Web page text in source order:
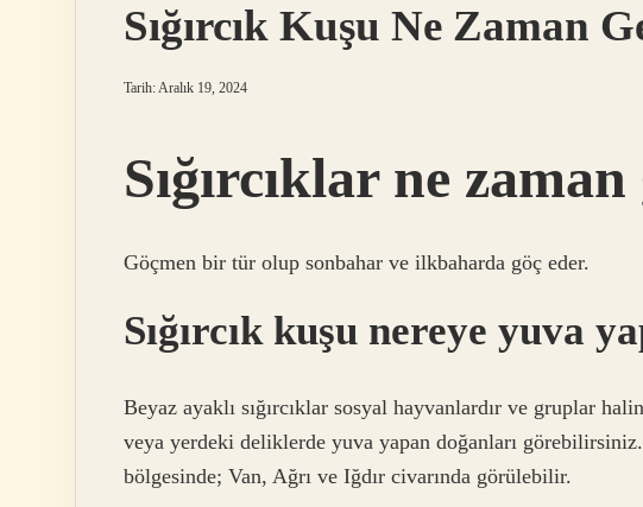
Sığırcık Kuşu Ne Zaman
Tarih: Aralık 19, 2024
Sığırcıklar ne
Göçmen bir tür olup sonbahar ve ilkbaharda göç eder.
Sığırcık kuşu nereye yuva
Beyaz ayaklı sığırcıklar sosyal hayvanlardır ve gruplar
veya yerdeki deliklerde yuva yapan doğanları
bölgesinde; Van, Ağrı ve Iğdır civarında görülebilir.